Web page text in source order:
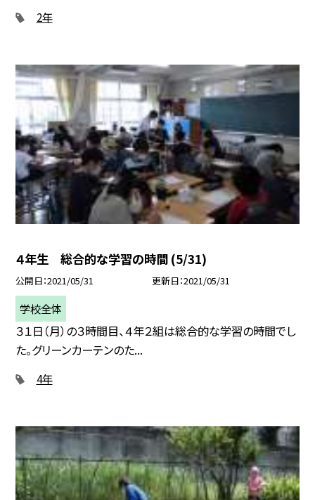
2年
４年生 総合的な学習の時間 (5/31)
公開日 2021/05/31 更新日 2021/05/31
学校全体
３１日（月）の３時間目、４年２組は総合的な学習の時間でし
た。グリーンカーテンのた...
4年